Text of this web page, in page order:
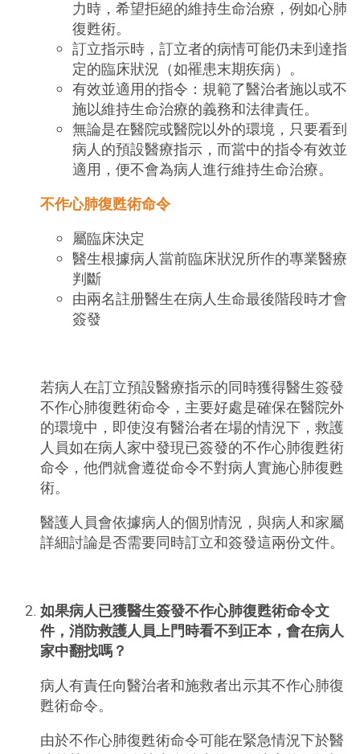
力時，希望拒絕的維持生命治療，例如心肺
復甦術。
訂立指示時，訂立者的病情可能仍未到達指
定的臨床狀況（如罹患末期疾病）。
有效並適用的指令：規範了醫治者施以或不
施以維持生命治療的義務和法律責任。
無論是在醫院或醫院以外的環境，只要看到
病人的預設醫療指示，而當中的指令有效並
適用，便不會為病人進行維持生命治療。
不作心肺復甦術命令
屬臨床決定
醫生根據病人當前臨床狀況所作的專業醫療
判斷
由兩名註册醫生在病人生命最後階段時才會
簽發
若病人在訂立預設醫療指示的同時獲得醫生簽發
不作心肺復甦術命令，主要好處是確保在醫院外
的環境中，即使沒有醫治者在場的情況下，救護
人員如在病人家中發現已簽發的不作心肺復甦術
命令，他們就會遵從命令不對病人實施心肺復甦
術。
醫護人員會依據病人的個別情況，與病人和家屬
詳細討論是否需要同時訂立和簽發這兩份文件。
如果病人已獲醫生簽發不作心肺復甦術命令文
件，消防救護人員上門時看不到正本，會在病人
家中翻找嗎？
病人有責任向醫治者和施救者出示其不作心肺復
甦術命令。
由於不作心肺復甦術命令可能在緊急情況下於醫